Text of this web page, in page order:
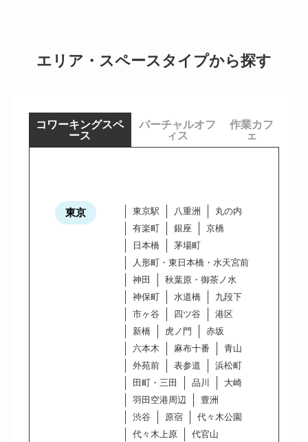
エリア・スペースタイプから探す
コワーキングスペ
ース
バーチャルオフ
ィス
作業カフ
ェ
東京 東京駅 八重洲
丸の内
有楽町
銀座
京橋
日本橋
茅場町
人形町・東日本橋・水天宮前
神田
秋葉原・御茶ノ水
神保町
水道橋
九段下
市ヶ谷
四ツ谷
港区
新橋
虎ノ門
赤坂
六本木
麻布十番
青山
外苑前
表参道
浜松町
田町・三田
品川
大崎
羽田空港周辺
豊洲
渋谷
原宿
代々木公園
代々木上原
代官山